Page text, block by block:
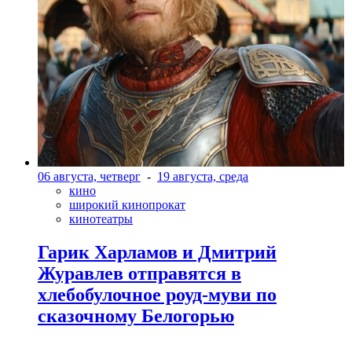
06 августа, четверг - 19 августа, среда
кино
широкий кинопрокат
кинотеатры
Гарик Харламов и Дмитрий
Журавлев отправятся в
хлебобулочное роуд-муви по
сказочному Белогорью